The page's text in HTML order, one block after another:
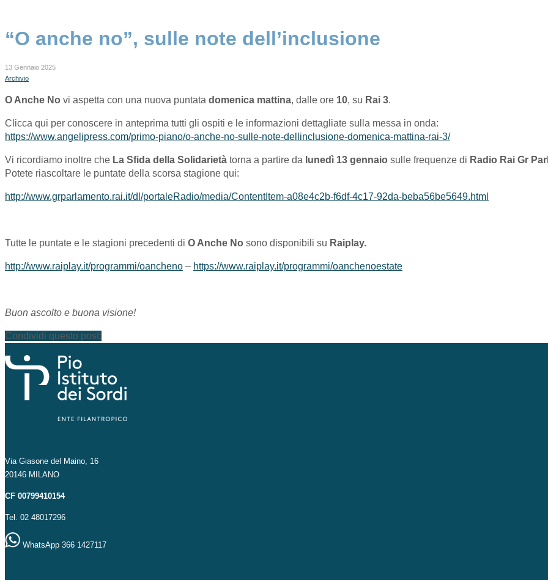
“O anche no”, sulle note dell’inclusione
13 Gennaio 2025
Archivio
O Anche No vi aspetta con una nuova puntata domenica mattina, dalle ore 10, su Rai 3.
Clicca qui per conoscere in anteprima tutti gli ospiti e le informazioni dettagliate sulla messa in onda:
https://www.angelipress.com/primo-piano/o-anche-no-sulle-note-dellinclusione-domenica-mattina-rai-3/
Vi ricordiamo inoltre che La Sfida della Solidarietà torna a partire da lunedì 13 gennaio sulle frequenze di Radio Rai Gr
Potete riascoltare le puntate della scorsa stagione qui:
http://www.grparlamento.rai.it/dl/portaleRadio/media/ContentItem-a08e4c2b-f6df-4c17-92da-beba56be5649.html
Tutte le puntate e le stagioni precedenti di O Anche No sono disponibili su Raiplay.
http://www.raiplay.it/programmi/oancheno – https://www.raiplay.it/programmi/oanchenoestate
Buon ascolto e buona visione!
Condividi questo post:
Via Giasone del Maino, 16
20146 MILANO
CF 00799410154
Tel. 02 48017296
WhatsApp 366 1427117